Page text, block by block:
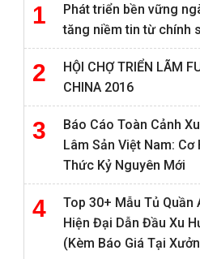
Phát triển bền vững
tăng niềm tin từ chính
HỘI CHỢ TRIỂN LÃM
CHINA 2016
Báo Cáo Toàn Cảnh
Lâm Sản Việt Nam: Cơ
Thức Kỷ Nguyên Mới
Top 30+ Mẫu Tủ Quần
Hiện Đại Dẫn Đầu Xu
(Kèm Báo Giá Tại